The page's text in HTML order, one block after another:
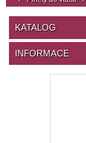
KATALOG
INFORMACE